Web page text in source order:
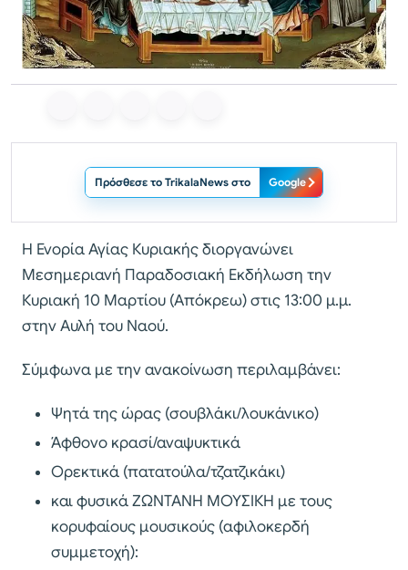
Πρόσθεσε το TrikalaNews στο Google
Η Ενορία Αγίας Κυριακής διοργανώνει
Μεσημεριανή Παραδοσιακή Εκδήλωση την
Κυριακή 10 Μαρτίου (Απόκρεω) στις 13:00 μ.μ.
στην Αυλή του Ναού.
Σύμφωνα με την ανακοίνωση περιλαμβάνει:
Ψητά της ώρας (σουβλάκι/λουκάνικο)
Άφθονο κρασί/αναψυκτικά
Ορεκτικά (πατατούλα/τζατζικάκι)
και φυσικά ΖΩΝΤΑΝΗ ΜΟΥΣΙΚΗ με τους
κορυφαίους μουσικούς (αφιλοκερδή
συμμετοχή):